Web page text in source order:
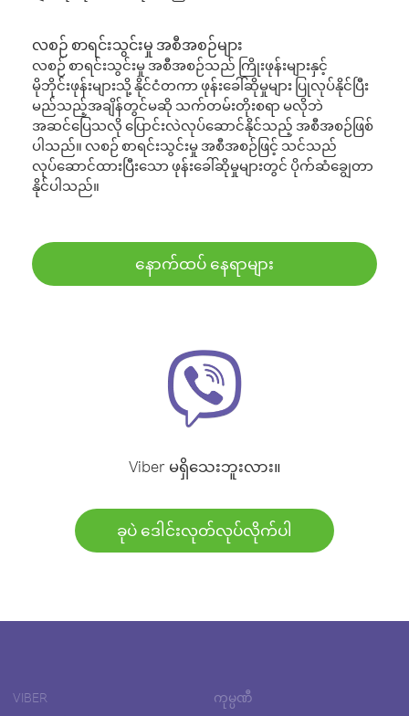
လစဉ် စာရင်းသွင်းမှု အစီအစဉ်များ
လစဉ် စာရင်းသွင်းမှု အစီအစဉ်သည် ကြိုးဖုန်းများနှင့်
မိုဘိုင်းဖုန်းများသို့ နိုင်ငံတကာ ဖုန်းခေါ်ဆိုမှုများ ပြုလုပ်နိုင်ပြီး
မည်သည့်အချိန်တွင်မဆို သက်တမ်းတိုးစရာ မလိုဘဲ
အဆင်ပြေသလို ပြောင်းလဲလုပ်ဆောင်နိုင်သည့် အစီအစဉ်ဖြစ်
ပါသည်။ လစဉ် စာရင်းသွင်းမှု အစီအစဉ်ဖြင့် သင်သည်
လုပ်ဆောင်ထားပြီးသော ဖုန်းခေါ်ဆိုမှုများတွင် ပိုက်ဆံချွေတာ
နိုင်ပါသည်။
နောက်ထပ် နေရာများ
Viber မရှိသေးဘူးလား။
ခုပဲ ဒေါင်းလုတ်လုပ်လိုက်ပါ
VIBER ကုမ္ပဏီ